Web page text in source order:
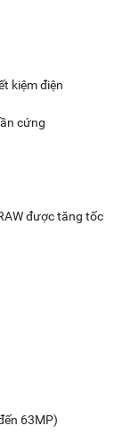
kiệm điện
cứng
được tăng tốc
63MP)